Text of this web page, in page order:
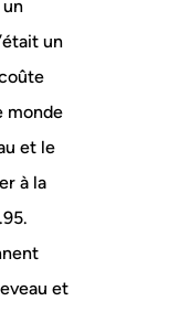
un
monde
et le
à la
et